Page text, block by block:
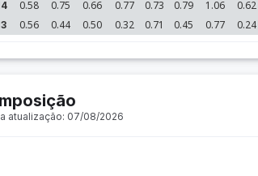
0.58 0.75 0.66 0.77 0.73 0.79 1.06 0.62
0.56 0.44 0.50 0.32 0.71 0.45 0.77 0.24
atualização: 07/08/2026